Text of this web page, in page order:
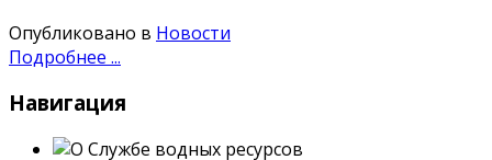
Опубликовано в Новости
Подробнее ...
Навигация